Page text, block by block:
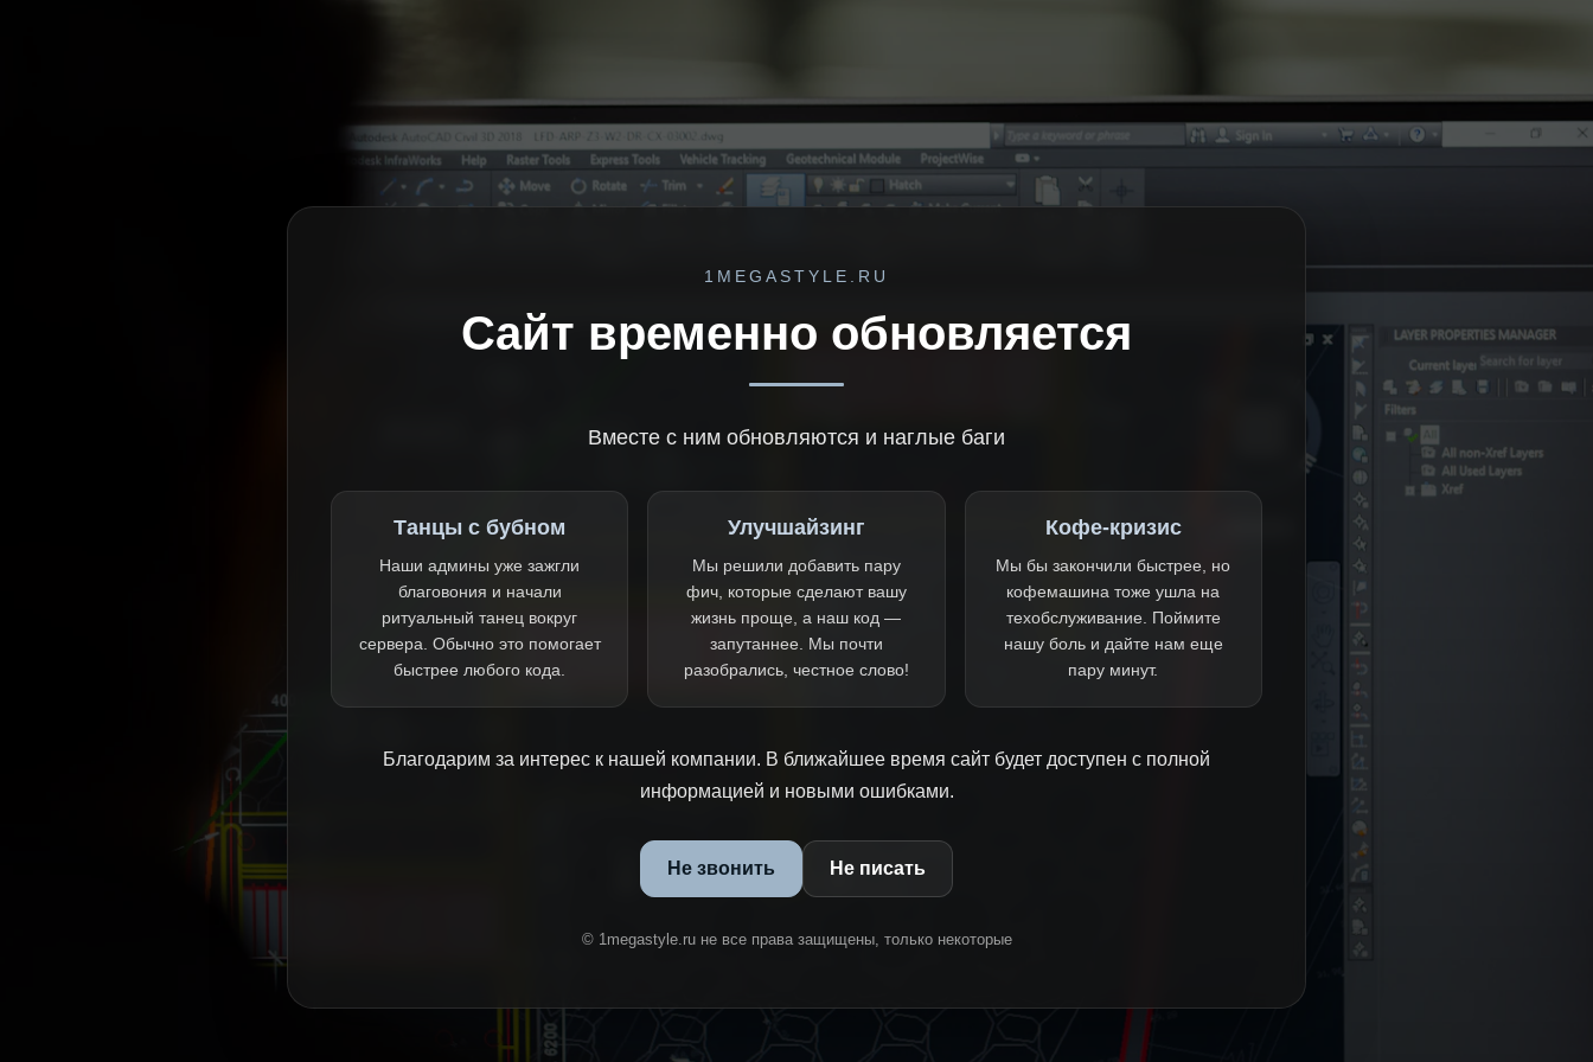
1MEGASTYLE.RU
Сайт временно обновляется
Вместе с ним обновляются и наглые баги
Танцы с бубном
Наши админы уже зажгли
благовония и начали
ритуальный танец вокруг
сервера. Обычно это помогает
быстрее любого кода.
Улучшайзинг
Мы решили добавить пару
фич, которые сделают вашу
жизнь проще, а наш код —
запутаннее. Мы почти
разобрались, честное слово!
Кофе-кризис
Мы бы закончили быстрее, но
кофемашина тоже ушла на
техобслуживание. Поймите
нашу боль и дайте нам еще
пару минут.
Благодарим за интерес к нашей компании. В ближайшее время сайт будет доступен с полной
информацией и новыми ошибками.
Не звонить Не писать
© 1megastyle.ru не все права защищены, только некоторые